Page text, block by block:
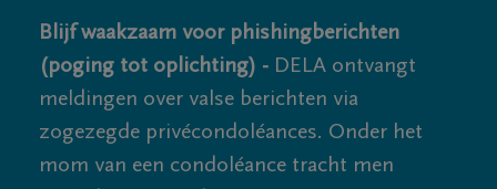
Blijf waakzaam voor phishingberichten
(poging tot oplichting) - DELA ontvangt
meldingen over valse berichten via
zogezegde privécondoléances. Onder het
mom van een condoléance tracht men